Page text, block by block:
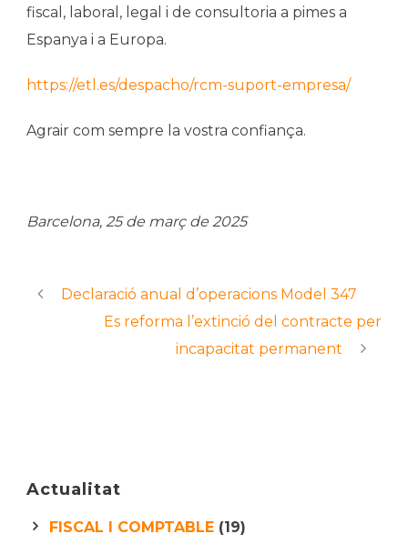
fiscal, laboral, legal i de consultoria a pimes a
Espanya i a Europa.
https://etl.es/despacho/rcm-suport-empresa/
Agrair com sempre la vostra confiança.
Barcelona, ​​25 de març de 2025
Declaració anual d’operacions Model 347
Es reforma l’extinció del contracte per
incapacitat permanent
Actualitat
FISCAL I COMPTABLE (19)